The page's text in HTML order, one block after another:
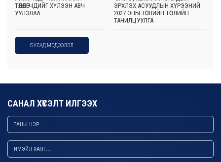
ТӨЛӨӨЛӨГЧДИЙГ ХҮЛЭЭН АВЧ
УУЛЗЛАА
ЭРХЛЭХ АСУУДЛЫН ХҮРЭЭНИЙ
2027 ОНЫ ТӨСВИЙН ТӨСЛИЙН
ТАНИЛЦУУЛГА
БУСАД МЭДЭЭЛЭЛ
САНАЛ ХҮСЭЛТ ИЛГЭЭХ